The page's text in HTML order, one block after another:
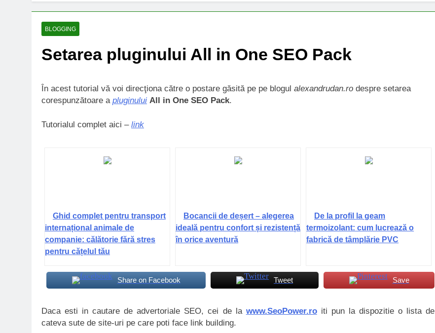
BLOGGING
Setarea pluginului All in One SEO Pack
În acest tutorial vă voi direcţiona către o postare găsită pe pe blogul alexandrudan.ro despre setarea
corespunzătoare a pluginului All in One SEO Pack.
Tutorialul complet aici – link
Ghid complet pentru transport
internațional animale de
companie: călătorie fără stres
pentru cățelul tău
Bocancii de deșert – alegerea
ideală pentru confort și rezistență
în orice aventură
De la profil la geam
termoizolant: cum lucrează o
fabrică de tâmplărie PVC
Share on Facebook Tweet Save
Daca esti in cautare de advertoriale SEO, cei de la www.SeoPower.roiti pun la dispozitie o lista de
cateva sute de site-uri pe care poti face link building.